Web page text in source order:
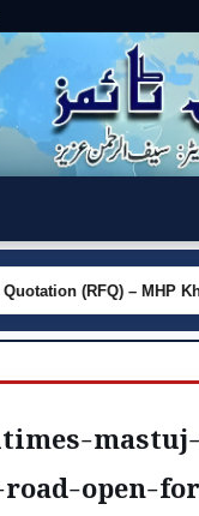
(RFQ) – MHP
open-